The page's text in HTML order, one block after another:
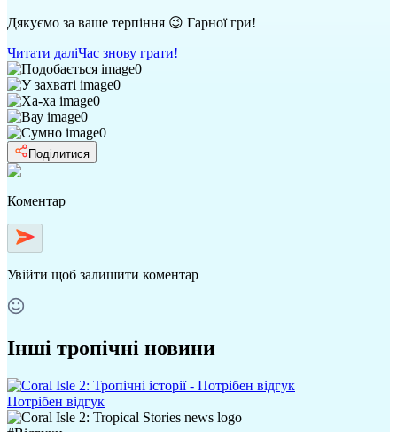
Дякуємо за ваше терпіння 😉 Гарної гри!
Читати даліЧас знову грати!
0
0
0
0
0
Поділитися
Коментар
Увійти щоб залишити коментар
Інші тропічні новини
Потрібен відгук